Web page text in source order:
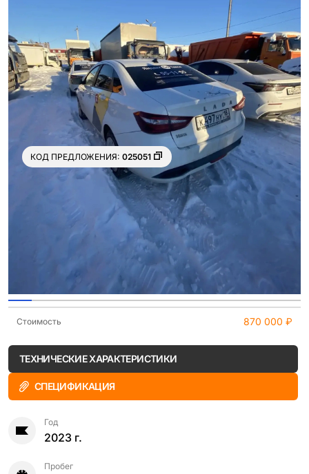
КОД ПРЕДЛОЖЕНИЯ: 025051
Ещё 12
Стоимость
870 000 ₽
ТЕХНИЧЕСКИЕ ХАРАКТЕРИСТИКИ
СПЕЦИФИКАЦИЯ
Год
2023 г.
Пробег